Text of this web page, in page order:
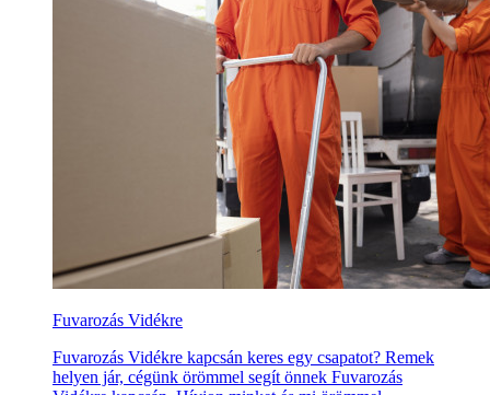
Fuvarozás Vidékre
Fuvarozás Vidékre kapcsán keres egy csapatot? Remek
helyen jár, cégünk örömmel segít önnek Fuvarozás